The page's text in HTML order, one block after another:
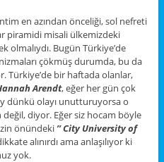
en azından önceliği, sol nefreti
piramidi misali ülkemizdeki
Bugün Türkiye’de
çökmüş durumda, bu da
Türkiye’de bir haftada olanlar,
Arendt, eğer her gün çok
dünkü olayı unutturuyorsa o
diyor. Eğer siz hocam böyle
önündeki ’’ City University of
alınırdı ama anlaşılıyor ki
yok.